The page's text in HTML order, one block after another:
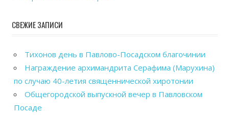
СВЕЖИЕ ЗАПИСИ
Тихонов день в Павлово-Посадском благочинии
Награждение архимандрита Серафима (Марухина)
по случаю 40-летия священнической хиротонии
Общегородской выпускной вечер в Павловском
Посаде